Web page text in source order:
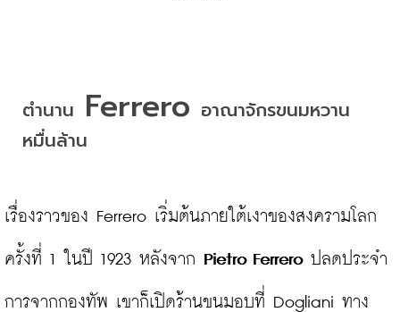
ตำนาน Ferrero อาณาจักรขนมหวาน
หมื่นล้าน
เรื่องราวของ Ferrero เริ่มต้นภายใต้เงาของสงครามโลก
ครั้งที่ 1 ในปี 1923 หลังจาก Pietro Ferrero ปลดประจำ
การจากกองทัพ เขาก็เปิดร้านขนมอบที่ Dogliani ทาง